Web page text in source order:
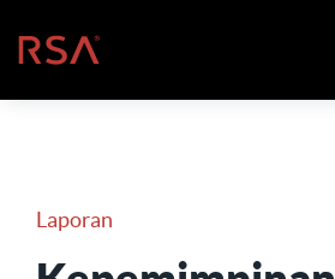
Beranda
Laporan